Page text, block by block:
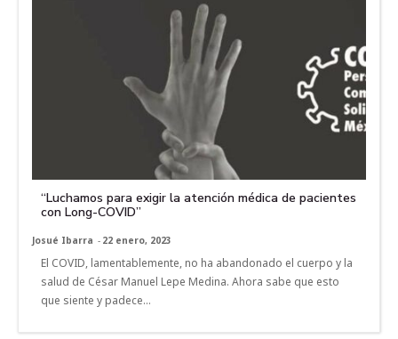
“Luchamos para exigir la atención médica de pacientes
con Long-COVID”
Josué Ibarra - 22 enero, 2023
El COVID, lamentablemente, no ha abandonado el cuerpo y la
salud de César Manuel Lepe Medina. Ahora sabe que esto
que siente y padece...